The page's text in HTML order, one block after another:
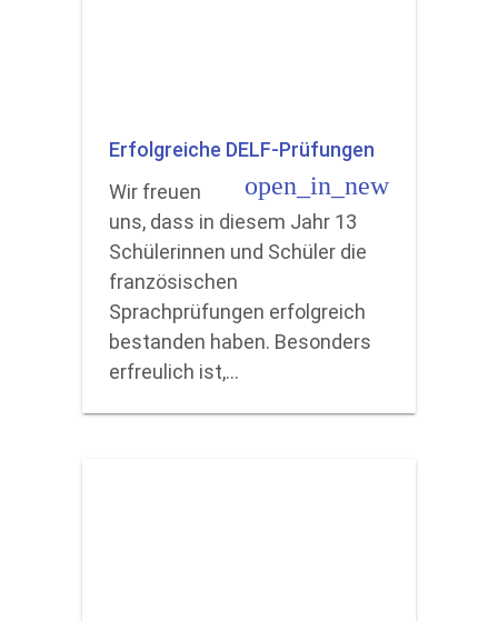
Erfolgreiche DELF-Prüfungen
open_in_new
Wir freuen
uns, dass in diesem Jahr 13
Schülerinnen und Schüler die
französischen
Sprachprüfungen erfolgreich
bestanden haben. Besonders
erfreulich ist,…